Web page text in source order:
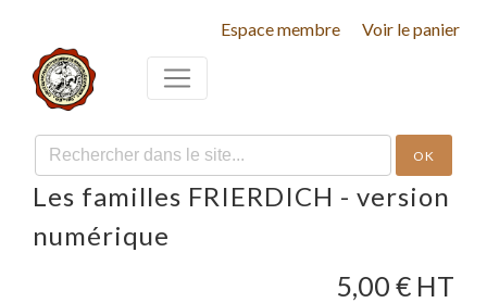
Espace membre Voir le panier
OK
Les familles FRIERDICH - version
numérique
5,00 € HT